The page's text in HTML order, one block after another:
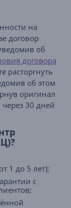
на
договор
об
договора
расторгнуть
об этом
оригинал
30 дней
1 до 5 лет);
с